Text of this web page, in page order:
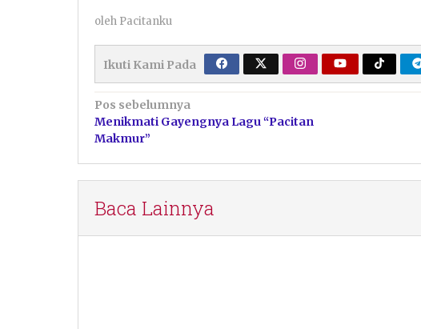
oleh Pacitanku
Ikuti Kami Pada
Navigasi
pos
Pos sebelumnya
Menikmati Gayengnya Lagu “Pacitan
Makmur”
Baca Lainnya